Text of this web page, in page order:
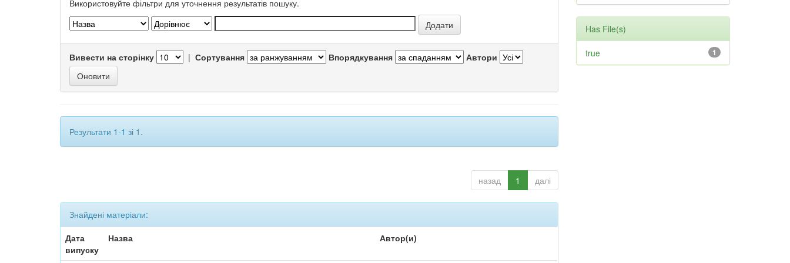
Використовуйте фільтри для уточнення результатів пошуку.
Вивести на сторінку | Сортування Впорядкування Автори
Результати 1-1 зі 1.
назад 1 далі
Знайдені матеріали:
Дата
випуску
Назва Автор(и)
Has File(s)
1
true